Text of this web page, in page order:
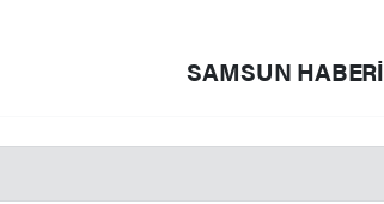
SAMSUN HABERİ